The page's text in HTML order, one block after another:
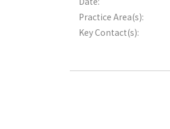
Practice Area(s):
Key Contact(s):